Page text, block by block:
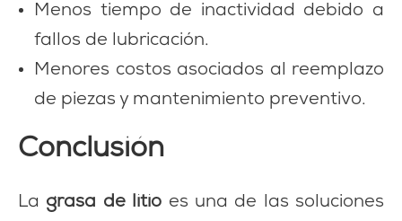
Menos tiempo de inactividad debido a
fallos de lubricación.
Menores costos asociados al reemplazo
de piezas y mantenimiento preventivo.
Conclusión
La grasa de litio es una de las soluciones